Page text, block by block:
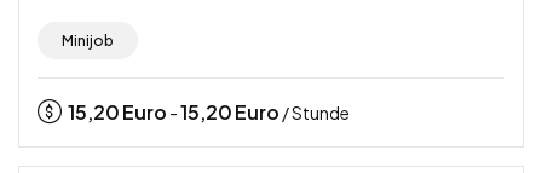
Minijob
15,20Euro -15,20Euro / Stunde